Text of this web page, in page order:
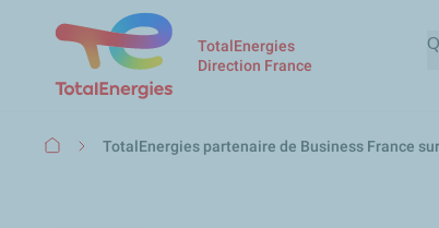
TotalEnergies
Direction France
Fil
TotalEnergies partenaire de Business France